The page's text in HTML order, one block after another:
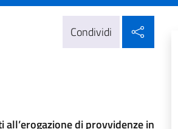
Condividi
di provvidenze in